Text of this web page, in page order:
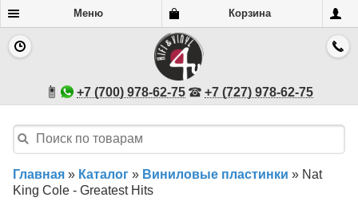
Меню Корзина
+7 (700) 978-62-75 +7 (727) 978-62-75
Главная » Каталог » Виниловые пластинки » Nat
King Cole - Greatest Hits